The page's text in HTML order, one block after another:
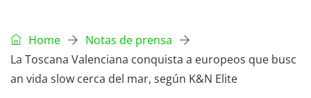
Home
Notas de prensa
La Toscana Valenciana conquista a europeos que busc
an vida slow cerca del mar, según K&N Elite